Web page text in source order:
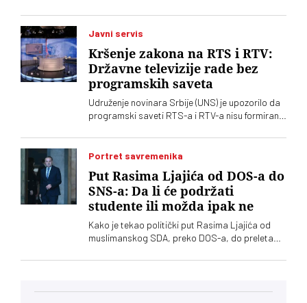
Vučić je poručio da je reč o proslavi zločina
počinjenih nad srpskim narodom
Javni servis
Kršenje zakona na RTS i RTV:
Državne televizije rade bez
programskih saveta
Udruženje novinara Srbije (UNS) je upozorilo da
programski saveti RTS-a i RTV-a nisu formirani
čega se postavlja pitanje poštovanja zakonskih
procedura i funkcionisanja mehanizama
Portret savremenika
Put Rasima Ljajića od DOS-a do
SNS-a: Da li će podržati
studente ili možda ipak ne
Kako je tekao politički put Rasima Ljajića od
muslimanskog SDA, preko DOS-a, do preleta
će se usuditi da javno podrži studente?